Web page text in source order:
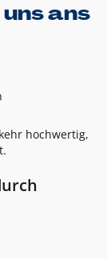
ans
hochwertig,